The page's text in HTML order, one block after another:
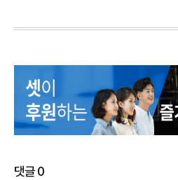
댓글0